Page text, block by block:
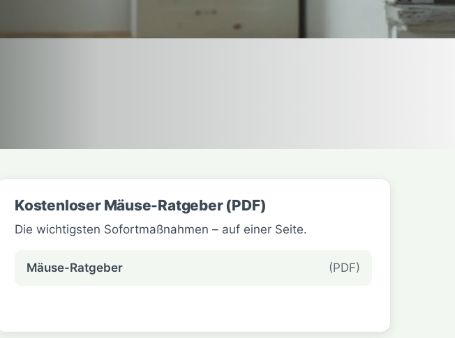
Kostenloser Mäuse-Ratgeber (PDF)
Die wichtigsten Sofortmaßnahmen – auf einer Seite.
Mäuse-Ratgeber (PDF)